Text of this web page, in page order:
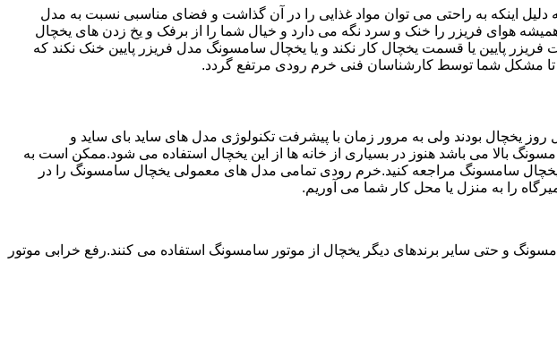
اینکه به راحتی می توان مواد غذایی را در آن گذاشت و فضای مناسبی نسبت به مدل
هوای فریزر را خنک و سرد نگه می دارد و خیال شما را از برفک و یخ زدن های یخچال
پایین یا قسمت یخچال کار نکند و یا یخچال سامسونگ مدل فریزر پایین خنک نکند که
تا مشکل شما توسط کارشناسان فنی خرم رودی مرتفع گردد.
یخچال بودند ولی به مرور زمان با پیشرفت تکنولوژی مدل های ساید بای ساید و
بالا می باشد هنوز در بسیاری از خانه ها از این یخچال استفاده می شود.ممکن است به
یخچال سامسونگ مراجعه کنید.خرم رودی تمامی مدل های معمولی یخچال سامسونگ را در
را به منزل یا محل کار شما می آوریم.
و حتی سایر برندهای دیگر یخچال از موتور سامسونگ استفاده می کنند.رفع خرابی موتور